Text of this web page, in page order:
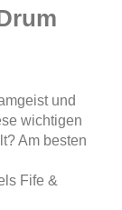
und
wichtigen
Am besten
Fife &